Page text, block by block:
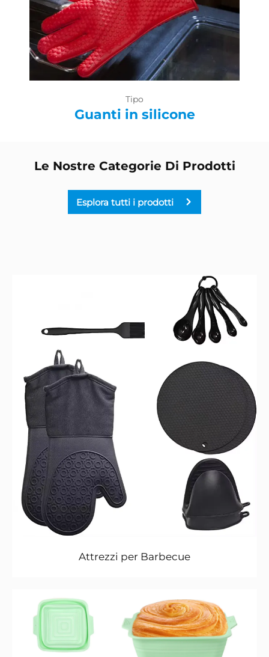
Tipo
Guanti in silicone
Le Nostre Categorie Di Prodotti
Esplora tutti i prodotti
Attrezzi per Barbecue